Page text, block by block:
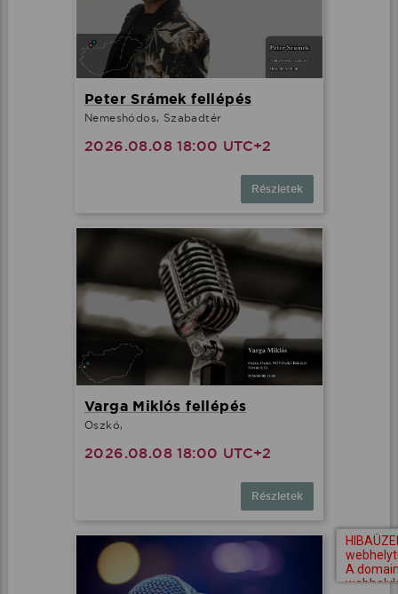
Peter Srámek fellépés
Nemeshódos, Szabadtér
2026.08.08 18:00 UTC+2
Részletek
Varga Miklós fellépés
Oszkó,
2026.08.08 18:00 UTC+2
Részletek